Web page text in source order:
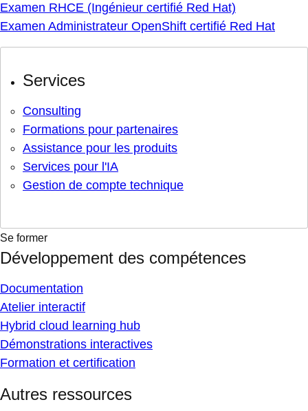
Examen RHCE (Ingénieur certifié Red Hat)
Examen Administrateur OpenShift certifié Red Hat
Services
Consulting
Formations pour partenaires
Assistance pour les produits
Services pour l'IA
Gestion de compte technique
Se former
Développement des compétences
Documentation
Atelier interactif
Hybrid cloud learning hub
Démonstrations interactives
Formation et certification
Autres ressources